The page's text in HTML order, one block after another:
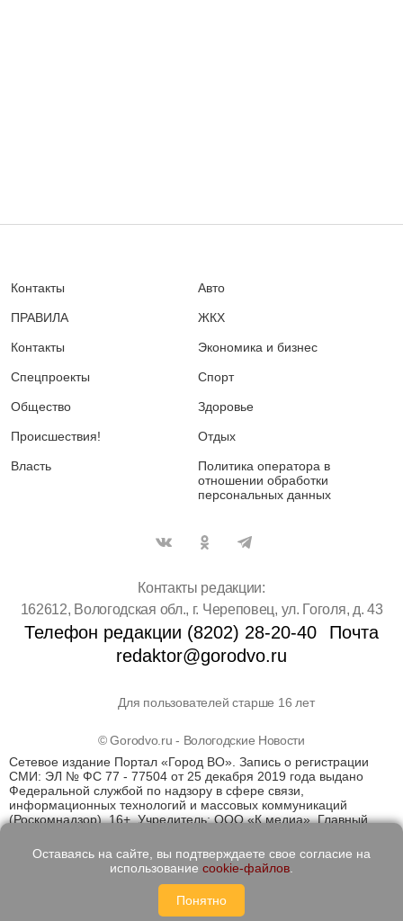
Контакты
ПРАВИЛА
Контакты
Спецпроекты
Общество
Происшествия!
Власть
Авто
ЖКХ
Экономика и бизнес
Спорт
Здоровье
Отдых
Политика оператора в
отношении обработки
персональных данных
Контакты редакции:
162612, Вологодская обл., г. Череповец, ул. Гоголя, д. 43
Телефон редакции (8202) 28-20-40
Почта
redaktor@gorodvo.ru
Для пользователей старше 16 лет
© Gorodvo.ru - Вологодские Новости
Сетевое издание Портал «Город ВО». Запись о регистрации
СМИ: ЭЛ № ФС 77 - 77504 от 25 декабря 2019 года выдано
Федеральной службой по надзору в сфере связи,
информационных технологий и массовых коммуникаций
(Роскомнадзор). 16+. Учредитель: ООО «К медиа». Главный
применяются рекомендательные технологии (информационные
технологии предоставления информации на основе сбора,
систематизации и анализа сведений, относящихся к
предпочтениям пользователей сети "Интернет", находящихся
на территории Российской Федерации)
Оставаясь на сайте, вы подтверждаете свое согласие на
использование cookie-файлов
Понятно